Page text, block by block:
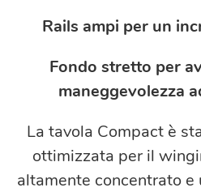
Rails ampi per un
Fondo stretto per
maneggevolezza
La tavola Compact è
ottimizzata per il
altamente concentrato e